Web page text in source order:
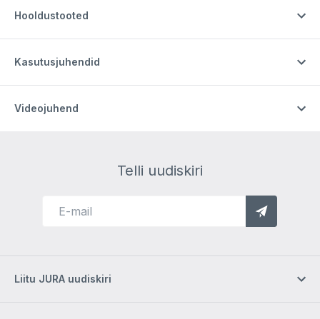
Hooldustooted
Kasutusjuhendid
Videojuhend
Telli uudiskiri
Liitu JURA uudiskiri